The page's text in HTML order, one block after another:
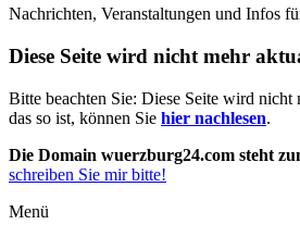
Nachrichten, Veranstaltungen und Infos
Diese Seite wird nicht mehr
Bitte beachten Sie: Diese Seite wird nicht
das so ist, können Sie hier nachlesen.
Die Domain wuerzburg24.com steht
schreiben Sie mir bitte!
Menü